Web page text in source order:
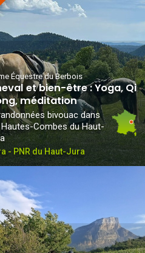
Équestre du Berbois
et bien-être : Yoga, Qi
méditation
bivouac dans
Combes du Haut-
- PNR du Haut-Jura